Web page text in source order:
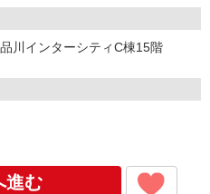
川インターシティC棟15階
進む